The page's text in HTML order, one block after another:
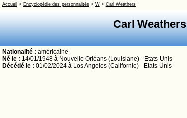
Accueil > Encyclopédie des personnalités> W> Carl Weathers
Carl Weathers
Nationalité : américaine
Né le : 14/01/1948 à Nouvelle Orléans (Louisiane) - Etats-Unis
Décédé le : 01/02/2024 à Los Angeles (Californie) - Etats-Unis